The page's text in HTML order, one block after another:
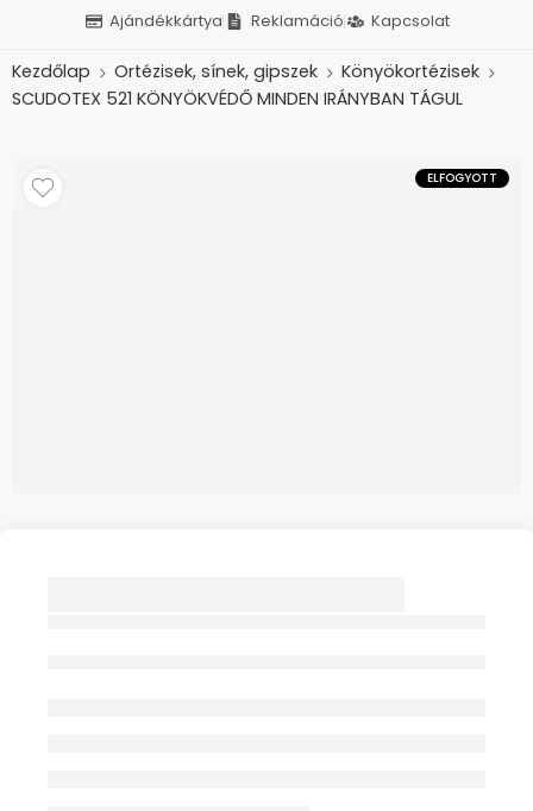
Ajándékkártya Reklamáció Kapcsolat
Kezdőlap Ortézisek, sínek, gipszek
Könyökortézisek
SCUDOTEX 521 KÖNYÖKVÉDŐ MINDEN IRÁNYBAN TÁGUL
ELFOGYOTT